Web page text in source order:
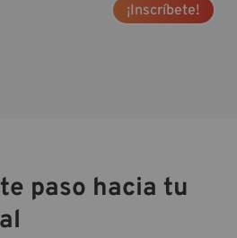
¡Inscríbete!
paso hacia tu